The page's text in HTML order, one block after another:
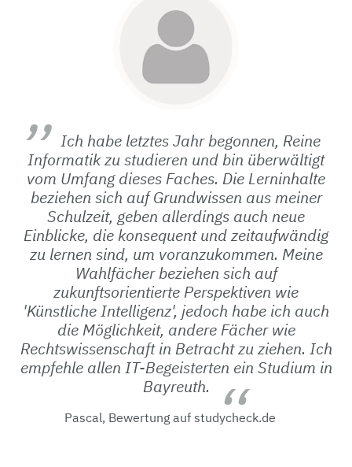
Ich habe letztes Jahr begonnen, Reine
Informatik zu studieren und bin überwältigt
vom Umfang dieses Faches. Die Lerninhalte
beziehen sich auf Grundwissen aus meiner
Schulzeit, geben allerdings auch neue
Einblicke, die konsequent und zeitaufwändig
zu lernen sind, um voranzukommen. Meine
Wahlfächer beziehen sich auf
zukunftsorientierte Perspektiven wie
'Künstliche Intelligenz', jedoch habe ich auch
die Möglichkeit, andere Fächer wie
Rechtswissenschaft in Betracht zu ziehen. Ich
empfehle allen IT-Begeisterten ein Studium in
Bayreuth.
Pascal, Bewertung auf studycheck.de